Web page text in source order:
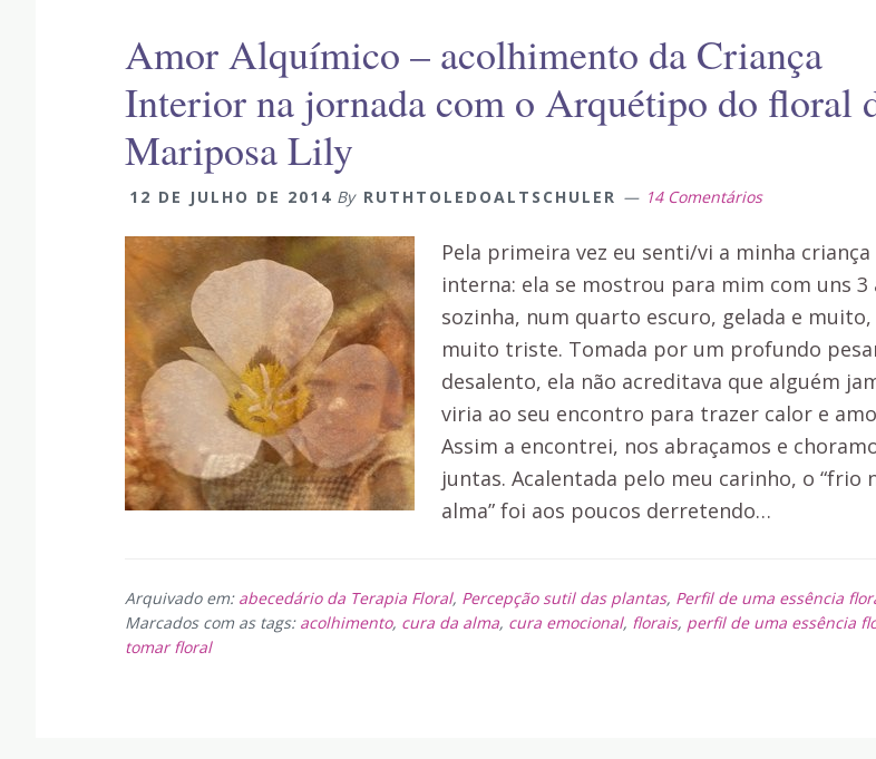
Amor Alquímico – acolhimento da Criança
Interior na jornada com o Arquétipo do floral
Mariposa Lily
12 DE JULHO DE 2014 By RUTHTOLEDOALTSCHULER 14 Comentários
Pela primeira vez eu senti/vi a minha criança
interna: ela se mostrou para mim com uns 3
sozinha, num quarto escuro, gelada e muito,
muito triste. Tomada por um profundo
desalento, ela não acreditava que alguém
viria ao seu encontro para trazer calor e
Assim a encontrei, nos abraçamos e
juntas. Acalentada pelo meu carinho, o “frio
alma” foi aos poucos derretendo…
Arquivado em: abecedário da Terapia Floral, Percepção sutil das plantas, Perfil de uma essência
Marcados com as tags: acolhimento, cura da alma, cura emocional, florais, perfil de uma essência
tomar floral